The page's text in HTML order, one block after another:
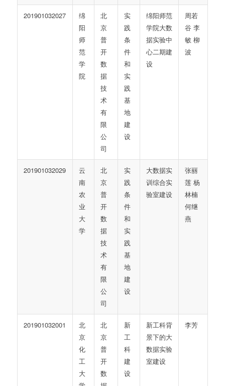
201901032027
绵
阳
师
范
学
院
北
京
普
开
数
据
技
术
有
限
公
司
实
践
条
件
和
实
践
基
地
建
设
绵阳师范
学院大数
据实验中
心二期建
设
周若
谷 李
敏 柳
波
201901032029
云
南
农
业
大
学
北
京
普
开
数
据
技
术
有
限
公
司
实
践
条
件
和
实
践
基
地
建
设
大数据实
训综合实
验室建设
张丽
莲 杨
林楠
何继
燕
201901032001
北
京
化
工
大
北
京
普
开
数
新
工
科
建
设
新工科背
景下的大
数据实验
室建设
李芳